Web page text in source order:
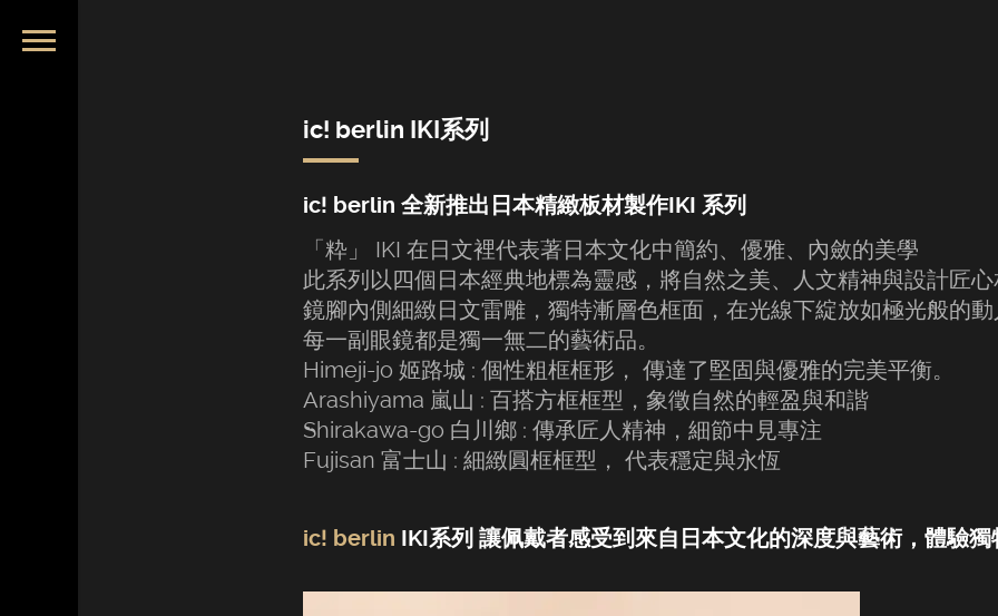
ic! berlin IKI系列
ic! berlin 全新推出日本精緻板材製作IKI 系列
「粋」 IKI 在日文裡代表著日本文化中簡約、優雅、內斂的美學
此系列以四個日本經典地標為靈感，將自然之美、人文精神與設計匠
鏡腳內側細緻日文雷雕，獨特漸層色框面，在光線下綻放如極光般的
每一副眼鏡都是獨一無二的藝術品。
Himeji-jo 姬路城 : 個性粗框框形， 傳達了堅固與優雅的完美平衡。
Arashiyama 嵐山 : 百搭方框框型，象徵自然的輕盈與和諧
Shirakawa-go 白川鄉 : 傳承匠人精神，細節中見專注
Fujisan 富士山 : 細緻圓框框型， 代表穩定與永恆
ic! berlin IKI系列 讓佩戴者感受到來自日本文化的深度與藝術，體驗獨